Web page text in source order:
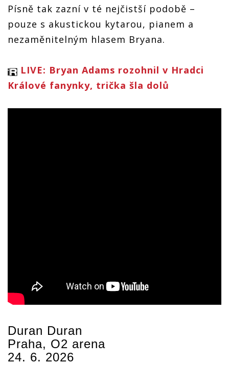
Písně tak zazní v té nejčistší podobě –
pouze s akustickou kytarou, pianem a
nezaměnitelným hlasem Bryana.
LIVE: Bryan Adams rozohnil v Hradci
Králové fanynky, trička šla dolů
Duran Duran
Praha, O2 arena
24. 6. 2026